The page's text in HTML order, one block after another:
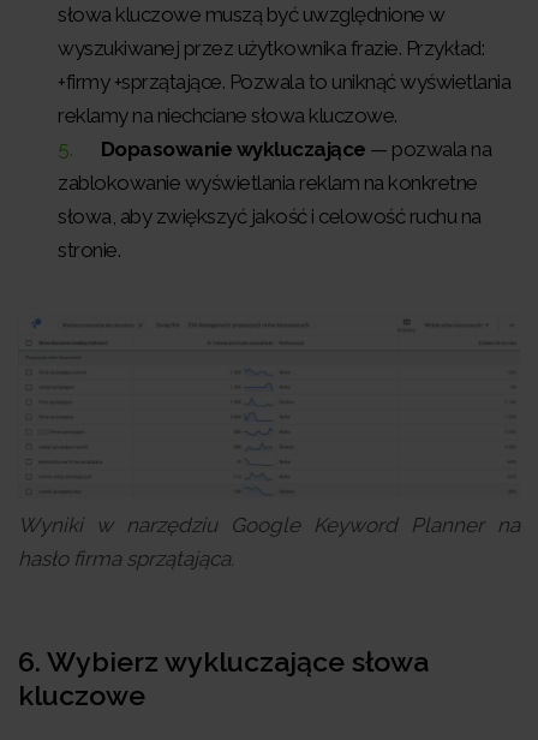
słowa kluczowe muszą być uwzględnione w
wyszukiwanej przez użytkownika frazie. Przykład:
+firmy +sprzątające. Pozwala to uniknąć wyświetlania
reklamy na niechciane słowa kluczowe.
Dopasowanie wykluczające — pozwala na
zablokowanie wyświetlania reklam na konkretne
słowa, aby zwiększyć jakość i celowość ruchu na
stronie.
Wyniki w narzędziu Google Keyword Planner na
hasło firma sprzątająca.
6. Wybierz wykluczające słowa
kluczowe